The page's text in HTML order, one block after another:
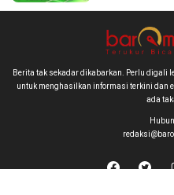
Berita tak sekadar dikabarkan. Perlu digali
untuk menghasilkan informasi terkini dan
ada